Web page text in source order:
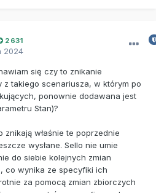
2 631
2024
się czy to znikanie
takiego scenariusza, w którym po
ponownie dodawana jest
Stan)?
właśnie te poprzednie
wysłane. Sello nie umie
do siebie kolejnych zmian
co wynika ze specyfiki ich
za pomocą zmian zbiorczych